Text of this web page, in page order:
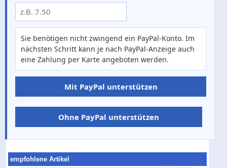
Sie benötigen nicht zwingend ein PayPal-Konto. Im
nächsten Schritt kann je nach PayPal-Anzeige auch
eine Zahlung per Karte angeboten werden.
Mit PayPal unterstützen
Ohne PayPal unterstützen
empfohlene Artikel